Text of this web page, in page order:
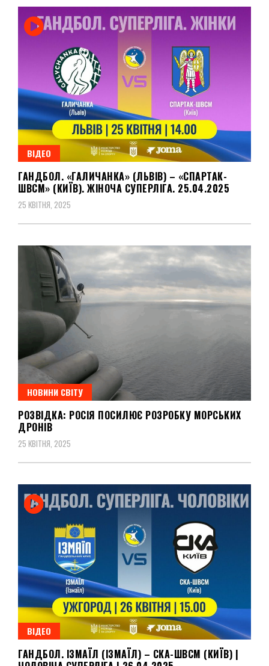
ВІДЕО
ГАНДБОЛ. «ГАЛИЧАНКА» (ЛЬВІВ) – «СПАРТАК-
ШВСМ» (КИЇВ). ЖІНОЧА СУПЕРЛІГА. 25.04.2025
25 КВІТНЯ, 2025
НОВИНИ СВІТУ
РОЗВІДКА: РОСІЯ ПОСИЛЮЄ РОЗРОБКУ МОРСЬКИХ
ДРОНІВ
25 КВІТНЯ, 2025
ВІДЕО
ГАНДБОЛ. ІЗМАЇЛ (ІЗМАЇЛ) – СКА-ШВСМ (КИЇВ) |